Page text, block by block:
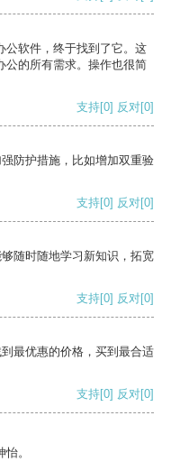
公软件，终于找到了它。这
公的所有需求。操作也很简
支持[0] 反对[0]
防护措施，比如增加双重验
支持[0] 反对[0]
随时随地学习新知识，拓宽
支持[0] 反对[0]
最优惠的价格，买到最合适
支持[0] 反对[0]
。